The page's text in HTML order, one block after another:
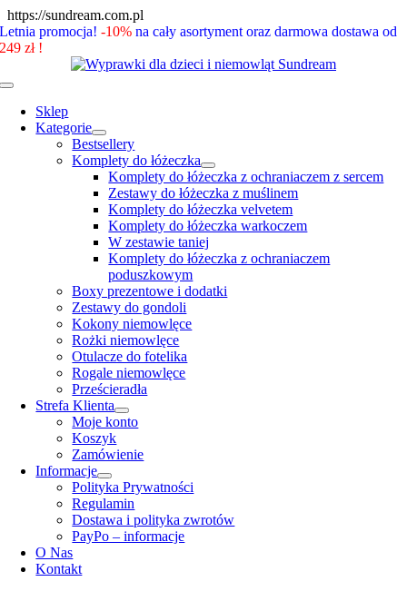
https://sundream.com.pl
to
Letnia promocja!-10% na cały asortyment oraz darmowa dostawa od
249 zł !
Toggle
Navigation
Sklep
Kategorie
Bestsellery
Komplety do łóżeczka
Komplety do łóżeczka z ochraniaczem z sercem
Zestawy do łóżeczka z muślinem
Komplety do łóżeczka velvetem
Komplety do łóżeczka warkoczem
W zestawie taniej
Komplety do łóżeczka z ochraniaczem
poduszkowym
Boxy prezentowe i dodatki
Zestawy do gondoli
Kokony niemowlęce
Rożki niemowlęce
Otulacze do fotelika
Rogale niemowlęce
Prześcieradła
Strefa Klienta
Moje konto
Koszyk
Zamówienie
Informacje
Polityka Prywatności
Regulamin
Dostawa i polityka zwrotów
PayPo – informacje
O Nas
Kontakt